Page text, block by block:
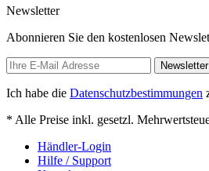
Newsletter
Abonnieren Sie den kostenlosen
Ich habe die Datenschutzbestimmungen
* Alle Preise inkl. gesetzl.
Händler-Login
Hilfe / Support